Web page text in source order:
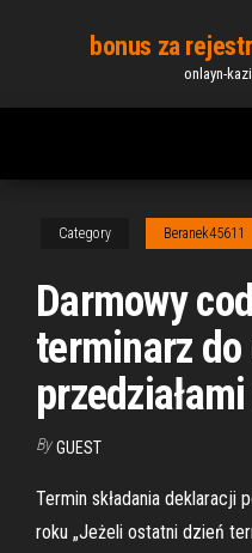
content
bonus za
onlayn-
Category Beranek45611
Darmowy
terminarz
By GUEST
Termin składania deklaracji
roku „Jeżeli ostatni dzień